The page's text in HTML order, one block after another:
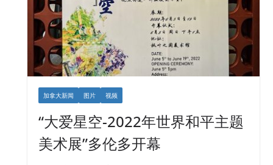
加拿大新闻 图片 视频
“大爱星空-2022年世界和平主题
美术展”多伦多开幕